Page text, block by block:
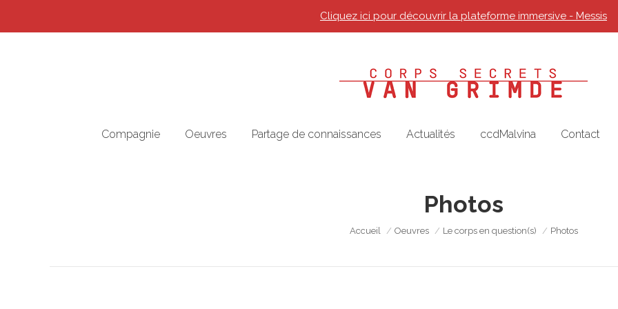
Cliquez ici pour découvrir la plateforme immersive - Messis
Compagnie Oeuvres Partage de connaissances Actualités ccdMalvina Contact
Photos
Vous êtes ici :
Accueil Oeuvres Le corps en question(s) Photos